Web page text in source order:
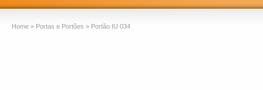
Home » Portas e Portões » Portão IU 034